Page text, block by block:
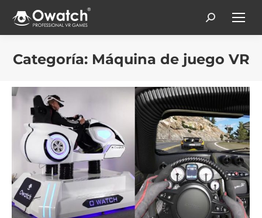
Search:
Categoría: Máquina de juego VR